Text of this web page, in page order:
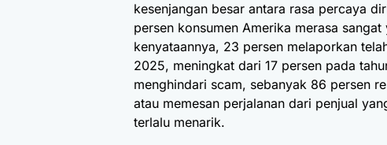
kesenjangan besar antara rasa percaya
persen konsumen Amerika merasa
kenyataannya, 23 persen melaporkan
2025, meningkat dari 17 persen pada
menghindari scam, sebanyak 86 persen
atau memesan perjalanan dari penjual
terlalu menarik.